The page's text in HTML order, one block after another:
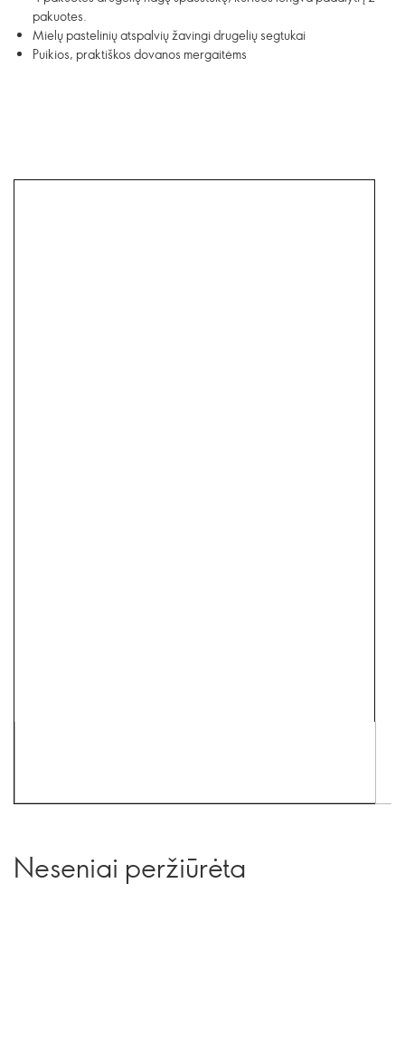
pakuotes.
Mielų pastelinių atspalvių žavingi drugelių segtukai
Puikios, praktiškos dovanos mergaitėms
Neseniai peržiūrėta